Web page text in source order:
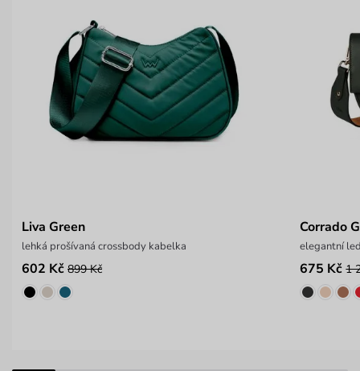
Liva Green
lehká prošívaná crossbody kabelka
602 Kč 899 Kč
Corrado
elegantní
675 Kč 1